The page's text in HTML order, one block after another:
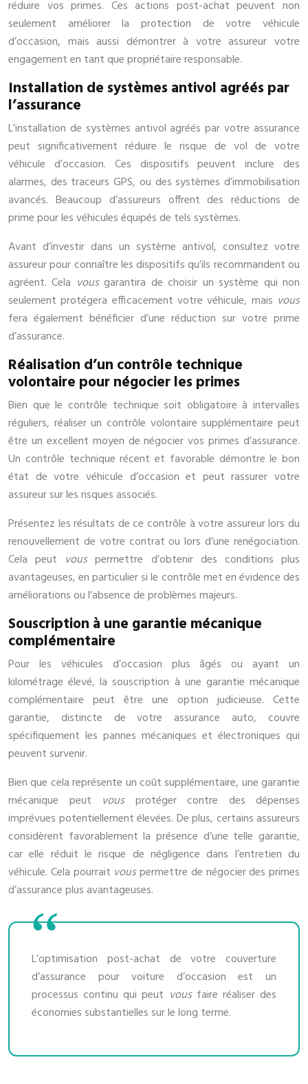
réduire vos primes. Ces actions post-achat peuvent non
seulement améliorer la protection de votre véhicule
d’occasion, mais aussi démontrer à votre assureur votre
engagement en tant que propriétaire responsable.
Installation de systèmes antivol agréés par
l’assurance
L’installation de systèmes antivol agréés par votre assurance
peut significativement réduire le risque de vol de votre
véhicule d’occasion. Ces dispositifs peuvent inclure des
alarmes, des traceurs GPS, ou des systèmes d’immobilisation
avancés. Beaucoup d’assureurs offrent des réductions de
prime pour les véhicules équipés de tels systèmes.
Avant d’investir dans un système antivol, consultez votre
assureur pour connaître les dispositifs qu’ils recommandent ou
agréent. Cela vousgarantira de choisir un système qui non
seulement protégera efficacement votre véhicule, mais vous
fera également bénéficier d’une réduction sur votre prime
d’assurance.
Réalisation d’un contrôle technique
volontaire pour négocier les primes
Bien que le contrôle technique soit obligatoire à intervalles
réguliers, réaliser un contrôle volontaire supplémentaire peut
être un excellent moyen de négocier vos primes d’assurance.
Un contrôle technique récent et favorable démontre le bon
état de votre véhicule d’occasion et peut rassurer votre
assureur sur les risques associés.
Présentez les résultats de ce contrôle à votre assureur lors du
renouvellement de votre contrat ou lors d’une renégociation.
Cela peut vouspermettre d’obtenir des conditions plus
avantageuses, en particulier si le contrôle met en évidence des
améliorations ou l’absence de problèmes majeurs.
Souscription à une garantie mécanique
complémentaire
Pour les véhicules d’occasion plus âgés ou ayant un
kilométrage élevé, la souscription à une garantie mécanique
complémentaire peut être une option judicieuse. Cette
garantie, distincte de votre assurance auto, couvre
spécifiquement les pannes mécaniques et électroniques qui
peuvent survenir.
Bien que cela représente un coût supplémentaire, une garantie
mécanique peut vousprotéger contre des dépenses
imprévues potentiellement élevées. De plus, certains assureurs
considèrent favorablement la présence d’une telle garantie,
car elle réduit le risque de négligence dans l’entretien du
véhicule. Cela pourrait vouspermettre de négocier des primes
d’assurance plus avantageuses.
L’optimisation post-achat de votre couverture
d’assurance pour voiture d’occasion est un
processus continu qui peut vousfaire réaliser des
économies substantielles sur le long terme.